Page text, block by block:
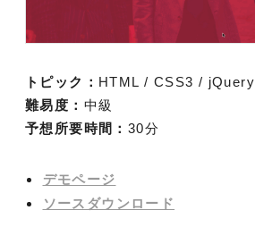
トピック： HTML / CSS3 / jQuery
難易度： 中級
予想所要時間： 30分
デモページ
ソースダウンロード